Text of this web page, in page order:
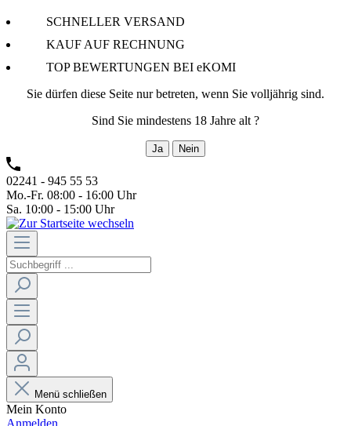
SCHNELLER VERSAND
KAUF AUF RECHNUNG
TOP BEWERTUNGEN BEI eKOMI
Sie dürfen diese Seite nur betreten, wenn Sie volljährig sind.
Sind Sie mindestens 18 Jahre alt ?
Ja Nein
02241 - 945 55 53
Mo.-Fr. 08:00 - 16:00 Uhr
Sa. 10:00 - 15:00 Uhr
Menü schließen
Mein Konto
Anmelden